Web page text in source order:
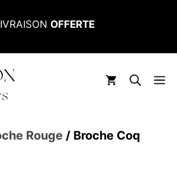
OFFERTE
Rouge / Broche Coq